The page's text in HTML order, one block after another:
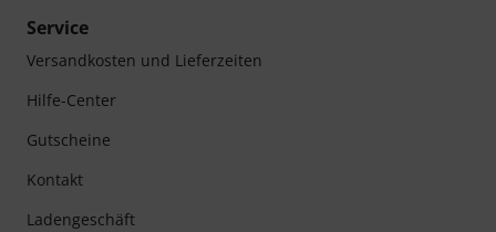
Service
Versandkosten und Lieferzeiten
Hilfe-Center
Gutscheine
Kontakt
Ladengeschäft